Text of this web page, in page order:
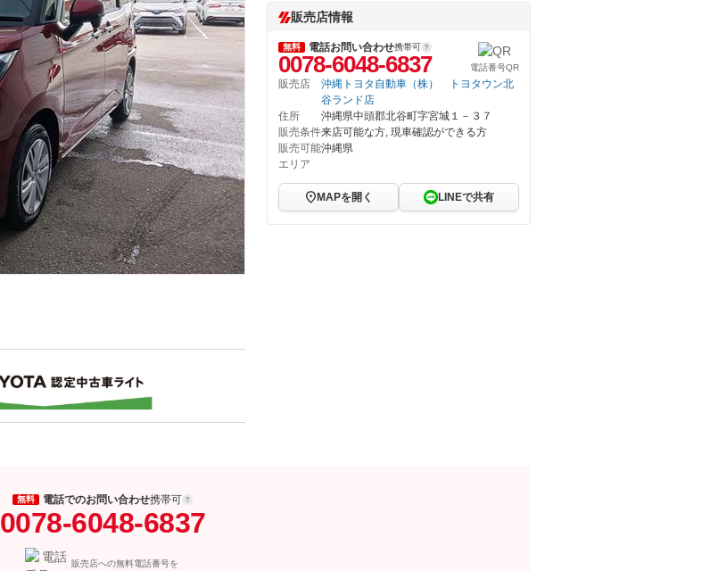
販売店情報
無料 電話お問い合わせ携帯可
0078-6048-6837 電話番号QR
販売店
沖縄トヨタ自動車（株） トヨタウン北
谷ランド店
住所
沖縄県中頭郡北谷町字宮城１－３７
販売条件来店可能な方, 現車確認ができる方
販売可能
エリア
沖縄県
MAPを開く LINEで共有
無料 電話でのお問い合わせ携帯可
0078-6048-6837
販売店への無料電話番号を